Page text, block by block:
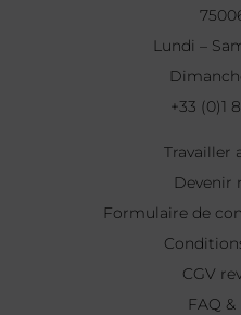
Lundi –
+33 (0)1
Travailler
Devenir
Formulaire de
CGV
FAQ